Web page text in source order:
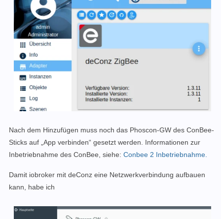
Nach dem Hinzufügen muss noch das Phoscon-GW des ConBee-
Sticks auf „App verbinden“ gesetzt werden. Informationen zur
Inbetriebnahme des ConBee, siehe: Conbee 2 Inbetriebnahme.
Damit iobroker mit deConz eine Netzwerkverbindung aufbauen
kann, habe ich